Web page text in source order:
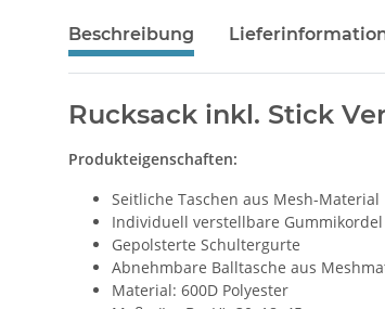
Beschreibung
Rucksack inkl. Stick
Produkteigenschaften:
Seitliche Taschen aus Mesh-Material
Individuell verstellbare
Gepolsterte Schultergurte
Abnehmbare Balltasche aus
Material: 600D Polyester